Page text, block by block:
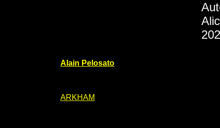
Alain Pelosato
ARKHAM